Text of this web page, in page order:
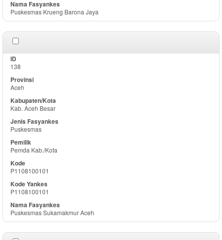
Puskesmas Krueng Barona Jaya
138
Aceh
Kab. Aceh Besar
Puskesmas
Pemda Kab./Kota
P1108100101
P1108100101
Puskesmas Sukamakmur Aceh